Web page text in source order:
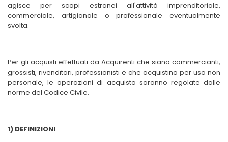
agisce per scopi estranei all'attività imprenditoriale,
commerciale, artigianale o professionale eventualmente
svolta.
Per gli acquisti effettuati da Acquirenti che siano commercianti,
grossisti, rivenditori, professionisti e che acquistino per uso non
personale, le operazioni di acquisto saranno regolate dalle
norme del Codice Civile.
1) DEFINIZIONI